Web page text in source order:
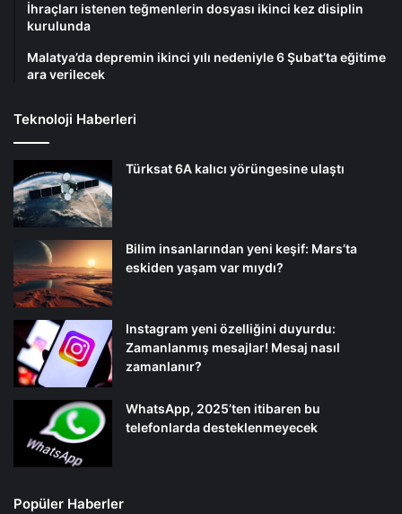
İhraçları istenen teğmenlerin dosyası ikinci kez disiplin
kurulunda
Malatya’da depremin ikinci yılı nedeniyle 6 Şubat’ta eğitime
ara verilecek
Teknoloji Haberleri
Türksat 6A kalıcı yörüngesine ulaştı
Bilim insanlarından yeni keşif: Mars’ta
eskiden yaşam var mıydı?
Instagram yeni özelliğini duyurdu:
Zamanlanmış mesajlar! Mesaj nasıl
zamanlanır?
WhatsApp, 2025’ten itibaren bu
telefonlarda desteklenmeyecek
Popüler Haberler